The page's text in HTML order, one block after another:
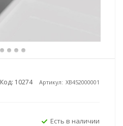
Код: 10274 Артикул: XB452000001
Есть в наличии